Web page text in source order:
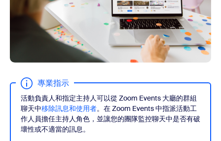
專業指示
活動負責人和指定主持人可以從 Zoom Events 大廳的群組
聊天中移除訊息和使用者。在 Zoom Events 中指派活動工
作人員擔任主持人角色，並讓您的團隊監控聊天中是否有破
壞性或不適當的訊息。